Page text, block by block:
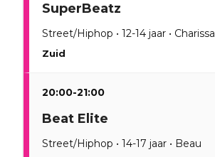
SuperBeatz
Street/Hiphop • 12-14 jaar • Charissa
Zuid
20:00-21:00
Beat Elite
Street/Hiphop • 14-17 jaar • Beau